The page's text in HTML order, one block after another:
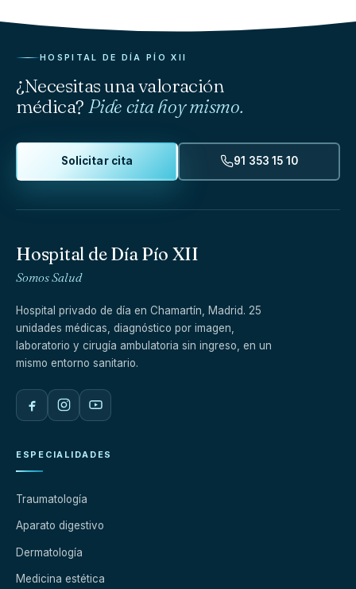
HOSPITAL DE DÍA PÍO XII
¿Necesitas una valoración
médica? Pide cita hoy mismo.
Solicitar cita 91 353 15 10
Hospital de Día Pío XII
Somos Salud
Hospital privado de día en Chamartín, Madrid. 25
unidades médicas, diagnóstico por imagen,
laboratorio y cirugía ambulatoria sin ingreso, en un
mismo entorno sanitario.
ESPECIALIDADES
Traumatología
Aparato digestivo
Dermatología
Medicina estética